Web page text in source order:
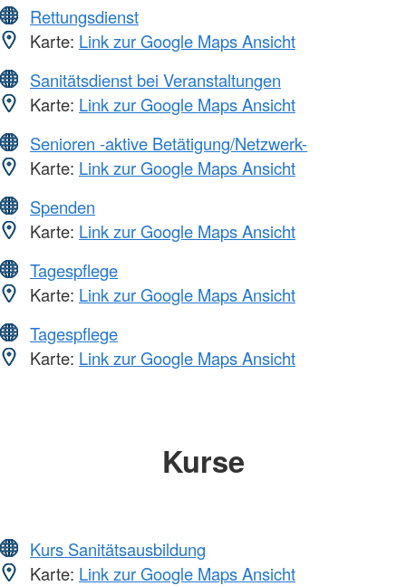
Rettungsdienst
Karte: Link zur Google Maps Ansicht
Sanitätsdienst bei Veranstaltungen
Karte: Link zur Google Maps Ansicht
Senioren -aktive Betätigung/Netzwerk-
Karte: Link zur Google Maps Ansicht
Spenden
Karte: Link zur Google Maps Ansicht
Tagespflege
Karte: Link zur Google Maps Ansicht
Tagespflege
Karte: Link zur Google Maps Ansicht
Kurse
Kurs Sanitätsausbildung
Karte: Link zur Google Maps Ansicht